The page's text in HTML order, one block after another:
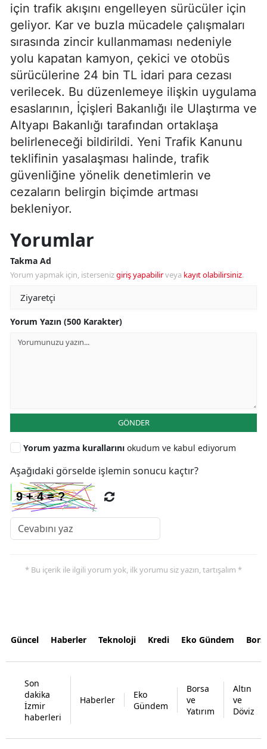
için trafik akışını engelleyen sürücüler için
geliyor. Kar ve buzla mücadele çalışmaları
sırasında zincir kullanmaması nedeniyle
yolu kapatan kamyon, çekici ve otobüs
sürücülerine 24 bin TL idari para cezası
verilecek. Bu düzenlemeye ilişkin uygulama
esaslarının, İçişleri Bakanlığı ile Ulaştırma ve
Altyapı Bakanlığı tarafından ortaklaşa
belirleneceği bildirildi. Yeni Trafik Kanunu
teklifinin yasalaşması halinde, trafik
güvenliğine yönelik denetimlerin ve
cezaların belirgin biçimde artması
bekleniyor.
Yorumlar
Takma Ad
Yorum yapmak için, istersenizgiriş yapabilirveya kayıt olabilirsiniz.
Yorum Yazın (500 Karakter)
GÖNDER
Yorum yazma kurallarını okudum ve kabul ediyorum
Aşağıdaki görselde işlemin sonucu kaçtır?
* Bu içerik ile ilgili yorum yok, ilk yorumu siz yazın, tartışalım *
Güncel Haberler Teknoloji Kredi Eko Gündem
Son
dakika
İzmir
haberleri
Haberler
Eko
Gündem
Borsa
ve
Yatırım
Altın
ve
Döviz